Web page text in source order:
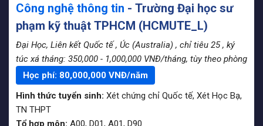
Công nghệ thông tin - Trường Đại học sư
phạm kỹ thuật TPHCM (HCMUTE_L)
Đại Học, Liên kết Quốc tế , Úc (Australia) , chỉ tiêu 25 , ký
túc xá tháng: 350,000 - 1,000,000 VNĐ/tháng, tùy theo phòng
Học phí: 80,000,000 VNĐ/năm
Hình thức tuyển sinh: Xét chứng chỉ Quốc tế, Xét Học Bạ,
TN THPT
Tổ hợp môn: A00, D01, A01, D90